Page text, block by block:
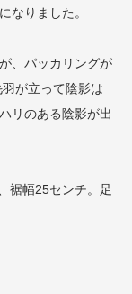
なりました。
、パッカリングが
が立って陰影は
リのある陰影が出
裾幅25センチ。足